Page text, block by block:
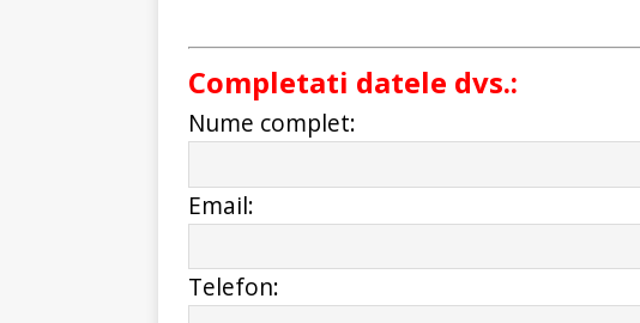
Completati datele dvs.:
Nume complet:
Email:
Telefon: